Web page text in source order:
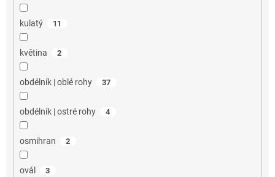
kulatý 11
květina 2
obdélník | oblé rohy 37
obdélník | ostré rohy 4
osmihran 2
ovál 3